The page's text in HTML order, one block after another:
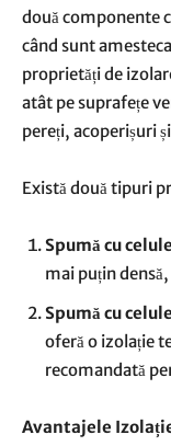
două componente
când sunt
proprietăți de
atât pe suprafețe
pereți, acoperișuri
Există două tipuri
Spumă cu
mai puțin
Spumă cu
oferă o izolație
recomandată
Avantajele